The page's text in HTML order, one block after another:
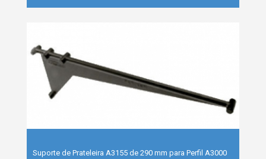
Suporte de Prateleira A3155 de 290 mm para Perfil A3000